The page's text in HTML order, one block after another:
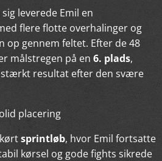
leverede Emil en
flere flotte overhalinger og
op gennem feltet. Efter de 48
målstregen på en 6. plads,
resultat efter den svære
placering
sprintløb, hvor Emil fortsatte
kørsel og gode fights sikrede